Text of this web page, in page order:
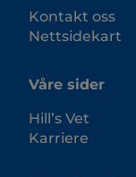
Kontakt oss
Nettsidekart
Våre sider
Hill’s Vet
Karriere